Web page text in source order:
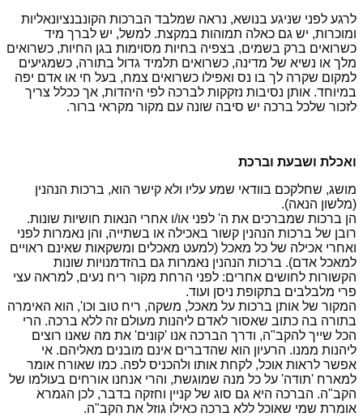
לרגע לפני שניגע בנושא, נראה שמלבד הברכות הקונבנציונאליות
ומוכרות, יש גם כאלה תמוהות במקצת. למשל, יש לברך מיד
כשרואים ברק בשמים, בצפיה בחיות מסוימות בגן החיות, כשרואים
מלך או נשיא של מדינה, כשרואים תלמיד גדול בתורה, כשמגיעים
למקום שקרה לך בו נס ואפילו כשרואים צמח, בעל חי או אדם יפה
במיוחד. אותן נסיבות נזקקות לברכה לפי היהדות, אך ככלל צריך
לזכור שלכל ברכה יש סיבה שונה עם מקור מקראי ברור.
ואכלת ושבעת וברכת
מושג, שחלקכם בוודאי שמע עליו ולא קישר הוא, ברכות הנהנין
(מלשון הנאה).
הן ברכות שמברכים את ה' לפני או/ו אחרי הנאות חושיות שונות.
רובן של ברכות הנהנין קשור באכילה או בשתייה, והן נאמרות לפני
ואחרי אכילה של כל מאכל (למעט מאכלים ומשקאות שאינם ראויים
למאכל אדם). ברכות הנהנין נאמרות גם בהזדמנויות שונות
הקשורות לחושים אחרים: לפני הרחת מקור ריח נעים, למראה עצי
פרי מלבלבים בתקופת ניסן ועוד.
המקור של אותן ברכות על מאכל, משקה, ריח טוב וכו', הוא האימרה
בתורה בה כתוב שאסור לאדם ליהנות מעולם זה ללא ברכה. הרי
הכל שייך להקב"ה, ודרך הברכה אנו 'קונים' את מה שאנו רוצים
ליהנות ממנו. הרעיון הוא שהדברים אינם מובנים מאליהם. אי
אפשר לראות אוכל, לקחת אותו ולהכניס לפה. כמו שאורח אומר
למארח 'תודה' על כל מנה שמוגשת, והרי אנחנו אורחים בעולמו של
הקב"ה. הברכה היא גם סוג של קניין וחזקה בדבר, לכן הגמרא
אומרת שמי שאוכל ללא ברכה כאילו גוזל את הקב"ה.